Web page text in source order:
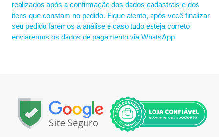
realizados após a confirmação dos dados cadastrais e dos
itens que constam no pedido. Fique atento, após você finalizar
seu pedido faremos a análise e caso tudo esteja correto
enviaremos os dados de pagamento via WhatsApp.